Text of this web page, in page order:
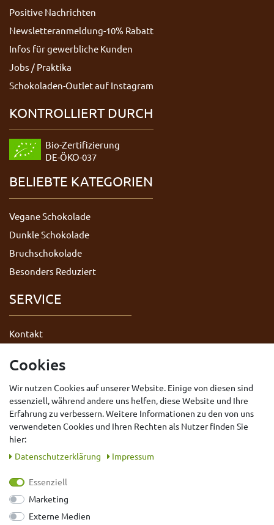
Positive Nachrichten
Newsletteranmeldung-10% Rabatt
Infos für gewerbliche Kunden
Jobs / Praktika
Schokoladen-Outlet auf Instagram
KONTROLLIERT DURCH
Bio-Zertifizierung
DE-ÖKO-037
BELIEBTE KATEGORIEN
Vegane Schokolade
Dunkle Schokolade
Bruchschokolade
Besonders Reduziert
SERVICE
Kontakt
AGB
Impressum
Widerrufsrecht
Vertrag widerrufen
Cookies
Wir nutzen Cookies auf unserer Website. Einige von diesen sind
essenziell, während andere uns helfen, diese Website und Ihre
Erfahrung zu verbessern. Weitere Informationen zu den von uns
verwendeten Cookies und Ihren Rechten als Nutzer finden Sie
hier:
Daten­schutz­erklärung
Impressum
Essenziell
Marketing
Externe Medien